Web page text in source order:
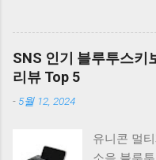
COX 기계
CK01 TKL
하실 때, 추
정이 많이
상품을 고
논 PIXMA
러 잉크젯
캐논 G시리
G1900
G4902
SNS 인기 블루투스키
리뷰 Top 5
- 5월 12, 2024
유니콘 멀